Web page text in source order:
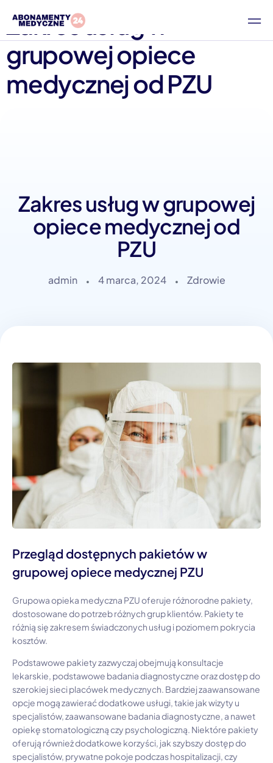
Zakres usług w
grupowej opiece
medycznej od PZU
Zakres usług w grupowej
opiece medycznej od
PZU
admin 4 marca, 2024 Zdrowie
Przegląd dostępnych pakietów w
grupowej opiece medycznej PZU
Grupowa opieka medyczna PZU oferuje różnorodne pakiety,
dostosowane do potrzeb różnych grup klientów. Pakiety te
różnią się zakresem świadczonych usług i poziomem pokrycia
kosztów.
Podstawowe pakiety zazwyczaj obejmują konsultacje
lekarskie, podstawowe badania diagnostyczne oraz dostęp do
szerokiej sieci placówek medycznych. Bardziej zaawansowane
opcje mogą zawierać dodatkowe usługi, takie jak wizyty u
specjalistów, zaawansowane badania diagnostyczne, a nawet
opiekę stomatologiczną czy psychologiczną. Niektóre pakiety
oferują również dodatkowe korzyści, jak szybszy dostęp do
specjalistów, prywatne pokoje podczas hospitalizacji, czy